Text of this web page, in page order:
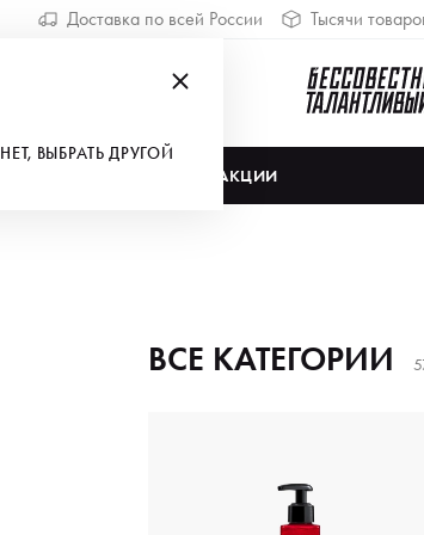
Доставка по всей России Тысячи
АКЦИИ
НЕТ, ВЫБРАТЬ ДРУГОЙ
ВСЕ КАТЕГОРИИ